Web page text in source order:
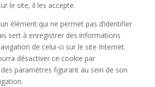
le site, il les accepte.
élément qui ne permet pas d’identifier
sert à enregistrer des informations
de celui-ci sur le site Internet.
désactiver ce cookie par
des paramètres figurant au sein de son